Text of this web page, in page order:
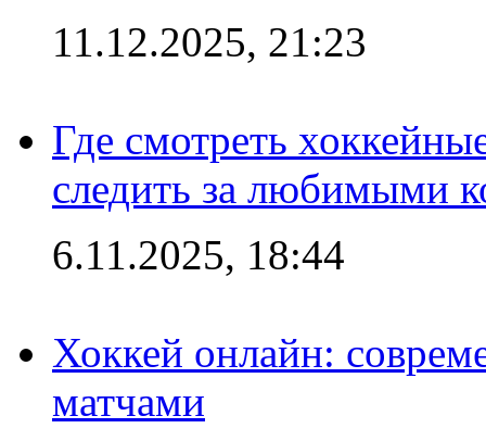
11.12.2025, 21:23
Где смотреть
следить за любимыми
6.11.2025, 18:44
Хоккей онлайн:
матчами